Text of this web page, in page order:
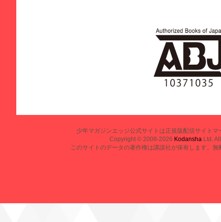
少年マガジンエッジ公式サイトは正規版配信サイト
Copyright © 2008-2026 Kodansha Ltd.
このサイトのデータの著作権は講談社が保有します。